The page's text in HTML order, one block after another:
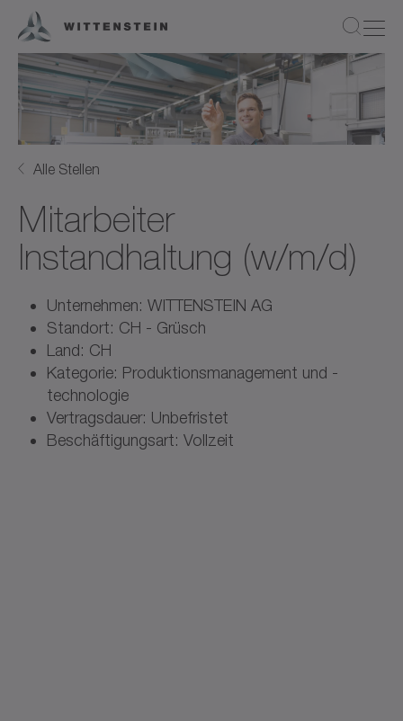
Alle Stellen
Mitarbeiter
Instandhaltung (w/m/d)
Unternehmen: WITTENSTEIN AG
Standort: CH - Grüsch
Land: CH
Kategorie: Produktionsmanagement und -
technologie
Vertragsdauer: Unbefristet
Beschäftigungsart: Vollzeit